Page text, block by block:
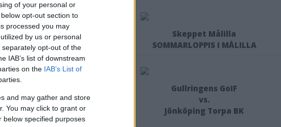
of your personal or
opt-out section to
processed you may
by us or personal
opt-out of the
IAB’s list of downstream
on the IAB’s List of
and may gather and store
You may click to grant or
below specified purposes
Skeppet Målilla
SOMMARLOPPIS I MÅLILLA
Gullringens GoIF
vs.
Jönköping Torpa BK